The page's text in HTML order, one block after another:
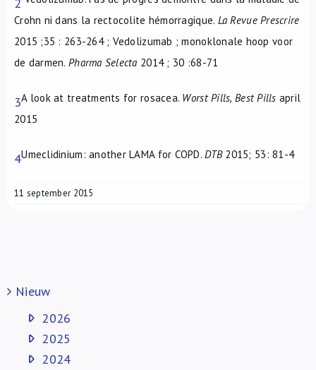
Crohn ni dans la rectocolite hémorragique. La Revue Prescrire
2015 ;35 : 263-264 ; Vedolizumab ; monoklonale hoop voor
de darmen. Pharma Selecta 2014 ; 30 :68-71
3A look at treatments for rosacea. Worst Pills, Best Pills april
2015
4Umeclidinium: another LAMA for COPD.DTB2015; 53: 81-4
11 september 2015
Nieuw
2026
2025
2024